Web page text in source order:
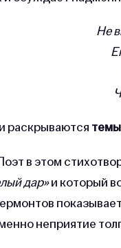
Не
раскрываются
в этом
дар»и который
неприятие